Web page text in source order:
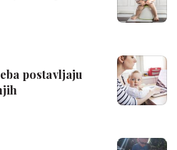
postavljaju